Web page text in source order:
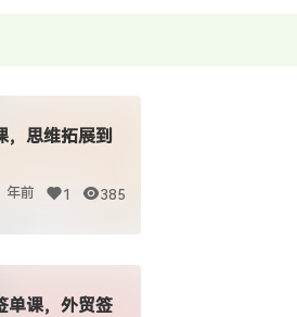
，思维拓展到
年前 1 385
单课，外贸签